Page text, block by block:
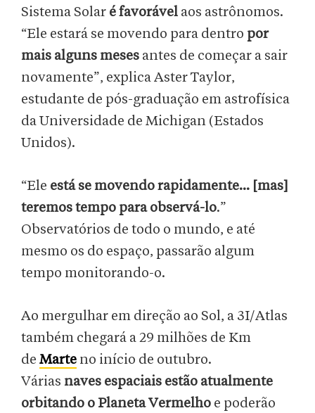
Sistema Solar é favorável aos astrônomos.
“Ele estará se movendo para dentro por
mais alguns meses antes de começar a sair
novamente”, explica Aster Taylor,
estudante de pós-graduação em astrofísica
da Universidade de Michigan (Estados
Unidos).
“Ele está se movendo rapidamente... [mas]
teremos tempo para observá-lo.”
Observatórios de todo o mundo, e até
mesmo os do espaço, passarão algum
tempo monitorando-o.
Ao mergulhar em direção ao Sol, a 3I/Atlas
também chegará a 29 milhões de Km
de Marte no início de outubro.
Várias naves espaciais estão atualmente
orbitando o Planeta Vermelho e poderão